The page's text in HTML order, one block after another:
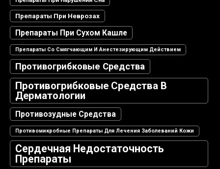
Препараты При Неврозах
Препараты При Сухом Кашле
Препараты Со Смягчающим И Анестезирующим Действием
Противогрибковые Средства
Противогрибковые Средства В
Дерматологии
Противозудные Средства
Противомикробные Препараты Для Лечения Заболеваний Кожи
Сердечная Недостаточность
Препараты